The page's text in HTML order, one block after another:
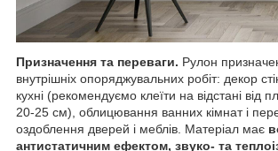
Призначення та переваги. Рулон
внутрішніх опоряджувальних робіт: декор
кухні (рекомендуємо клеїти на відстані від
20-25 см), облицювання ванних кімнат і
оздоблення дверей і меблів. Матеріал має
антистатичним ефектом, звуко- та